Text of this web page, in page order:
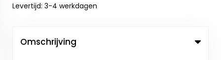
Levertijd: 3-4 werkdagen
Omschrijving